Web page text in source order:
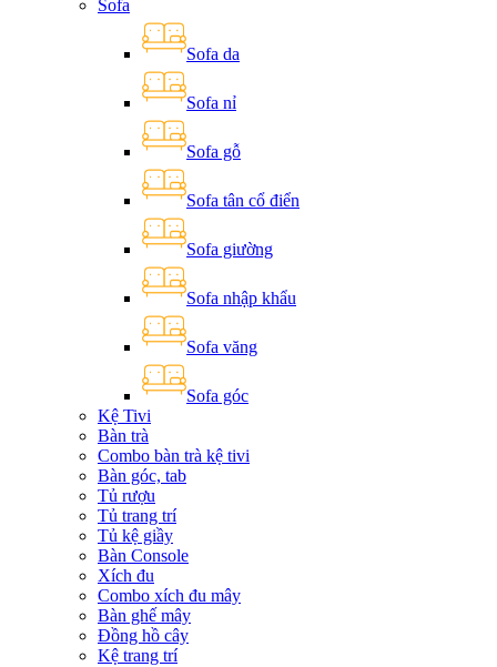
Sofa
Sofa da
Sofa nỉ
Sofa gỗ
Sofa tân cổ điển
Sofa giường
Sofa nhập khẩu
Sofa văng
Sofa góc
Kệ Tivi
Bàn trà
Combo bàn trà kệ tivi
Bàn góc, tab
Tủ rượu
Tủ trang trí
Tủ kệ giầy
Bàn Console
Xích đu
Combo xích đu mây
Bàn ghế mây
Đồng hồ cây
Kệ trang trí